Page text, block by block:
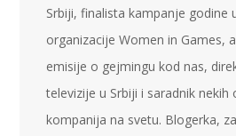
Srbiji, finalista kampanje godine
organizacije Women in Games,
emisije o gejmingu kod nas,
televizije u Srbiji i saradnik nekih
kompanija na svetu. Blogerka,